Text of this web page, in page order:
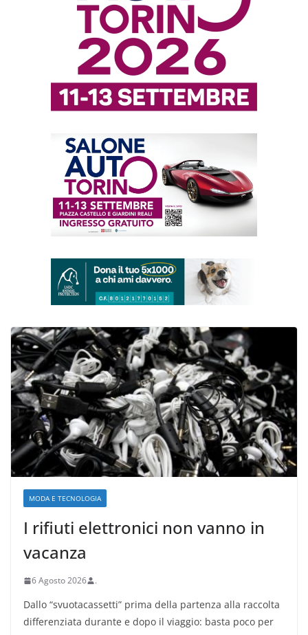
MODA E TECNOLOGIA
I rifiuti elettronici non vanno in
vacanza
6 Agosto 2026 .
Dallo “svuotacassetti” prima della partenza alla raccolta
differenziata durante e dopo il viaggio: basta poco per